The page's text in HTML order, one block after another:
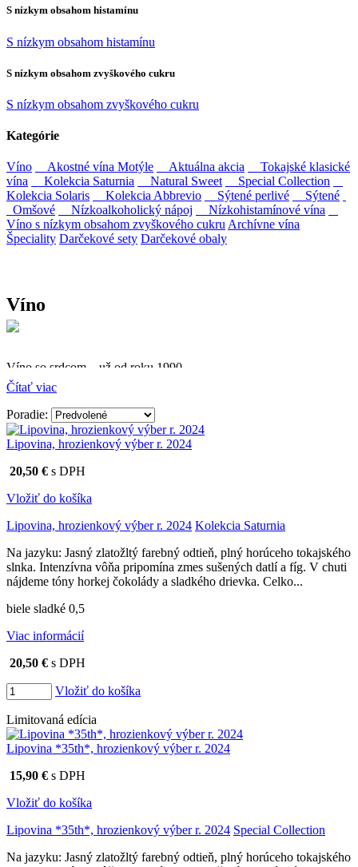
S nízkym obsahom histamínu
S nízkym obsahom histamínu
S nízkym obsahom zvyškového cukru
S nízkym obsahom zvyškového cukru
Kategórie
Víno Akostné vína Motýle Aktuálna akcia
Tokajské klasické
vína
Kolekcia Saturnia Natural Sweet
Special Collection
Kolekcia Solaris
Kolekcia Abbrevio Sýtené perlivé
Sýtené
Omšové
Nízkoalkoholický nápoj
Nízkohistamínové vína
Víno s nízkym obsahom zvyškového cukru Archívne vína
Špeciality Darčekové sety Darčekové obaly
Víno
Víno so srdcom – už od roku 1990
Firma Ostrožovič je najstaršou privátnou firmou na
slovenskom Tokaji.
Vyrábame kvalitné odrodové a výberové vína. Ako prví sme
priniesli na slovenský trh sólo spracované vína z tokajských odrôd
Furmint, Lipovina a Muškát žltý reduktívnou technológiou. Hrozno
spracúvame najmodernejšími technológiami, vrátane riadenej
fermentácie.
Čítať viac
Poradie:
Lipovina, hrozienkový výber r. 2024
20,50 € s DPH
Vložiť do košíka
Lipovina, hrozienkový výber r. 2024 Kolekcia Saturnia
Na jazyku: Jasný zlatožltý farebný odtieň, plný horúceho tokajského
slnka. Intenzívna vôňa pripomína zmes sušených datlí a fíg. V chuti
nájdeme tóny horkej čokolády a sladkého drievka. Celko...
biele sladké 0,5
Viac informácií
20,50 € s DPH
Vložiť do košíka
Limitovaná edícia
Lipovina *35th*, hrozienkový výber r. 2024
15,90 € s DPH
Vložiť do košíka
Lipovina *35th*, hrozienkový výber r. 2024 Special Collection
Na jazyku: Jasný zlatožltý farebný odtieň, plný horúceho tokajského